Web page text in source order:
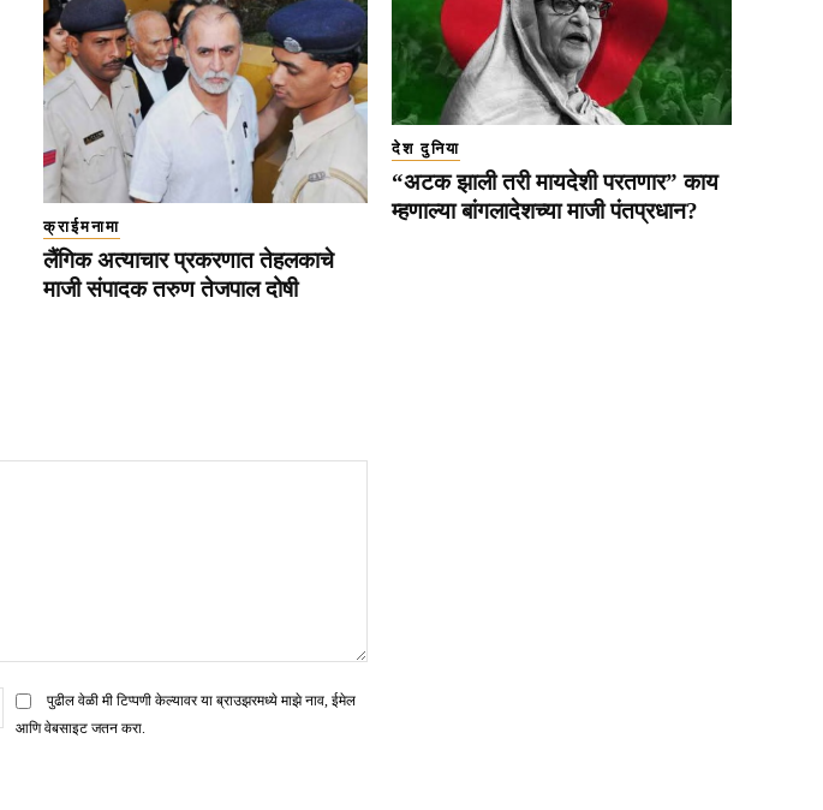
क्राईमनामा
लैंगिक अत्याचार प्रकरणात तेहलकाचे
माजी संपादक तरुण तेजपाल दोषी
मेल*
पुढील वेळी मी टिप्पणी केल्यावर या ब्राउझरमध्ये माझे नाव, ईमेल
आणि वेबसाइट जतन करा.
देश दुनिया
“अटक झाली तरी मायदेशी परतणार” काय
म्हणाल्या बांगलादेशच्या माजी पंतप्रधान?